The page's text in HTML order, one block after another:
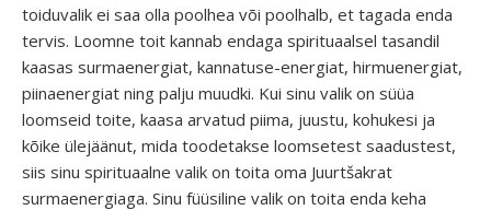
toiduvalik ei saa olla poolhea või poolhalb, et tagada enda
tervis. Loomne toit kannab endaga spirituaalsel tasandil
kaasas surmaenergiat, kannatuse-energiat, hirmuenergiat,
piinaenergiat ning palju muudki. Kui sinu valik on süüa
loomseid toite, kaasa arvatud piima, juustu, kohukesi ja
kõike ülejäänut, mida toodetakse loomsetest saadustest,
siis sinu spirituaalne valik on toita oma Juurtšakrat
surmaenergiaga. Sinu füüsiline valik on toita enda keha